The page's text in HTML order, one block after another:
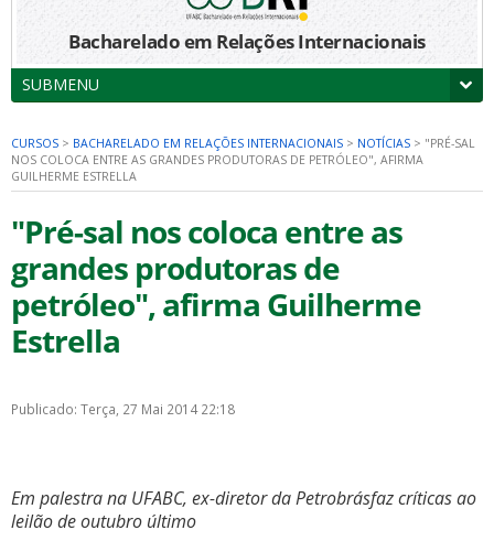
Bacharelado em Relações Internacionais
SUBMENU
CURSOS > BACHARELADO EM RELAÇÕES INTERNACIONAIS > NOTÍCIAS > "PRÉ-SAL
NOS COLOCA ENTRE AS GRANDES PRODUTORAS DE PETRÓLEO", AFIRMA
GUILHERME ESTRELLA
"Pré-sal nos coloca entre as
grandes produtoras de
petróleo", afirma Guilherme
Estrella
Publicado: Terça, 27 Mai 2014 22:18
Em palestra na UFABC, ex-diretor da Petrobrásfaz críticas ao
leilão de outubro último